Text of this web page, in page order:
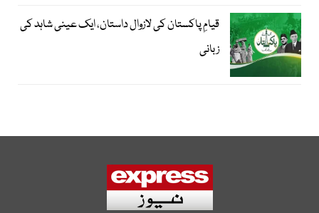
قیامِ پاکستان کی لازوال داستان، ایک عینی شاہد کی
زبانی